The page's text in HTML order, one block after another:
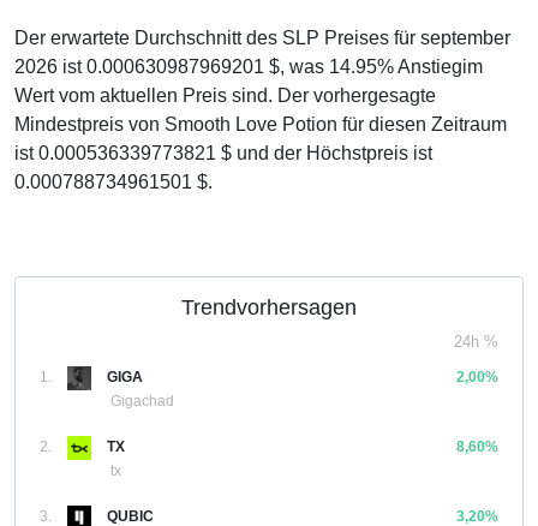
Der erwartete Durchschnitt des SLP Preises für september
2026 ist 0.000630987969201 $, was 14.95% Anstiegim
Wert vom aktuellen Preis sind. Der vorhergesagte
Mindestpreis von Smooth Love Potion für diesen Zeitraum
ist 0.000536339773821 $ und der Höchstpreis ist
0.000788734961501 $.
Trendvorhersagen
24h %
1.
GIGA
Gigachad
2,00%
2.
TX
tx
8,60%
3.
QUBIC
3,20%